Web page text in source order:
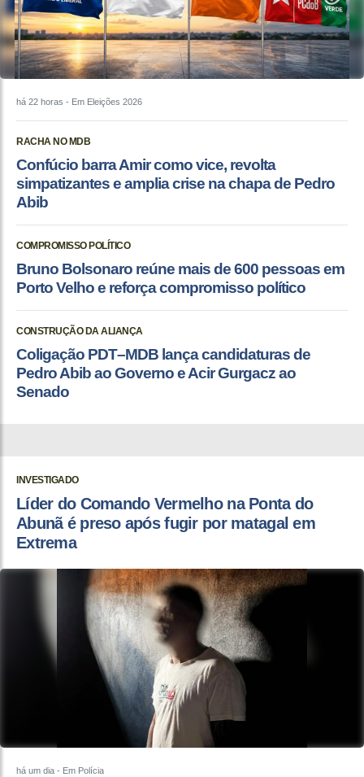
há 22 horas - Em Eleições 2026
RACHA NO MDB
Confúcio barra Amir como vice, revolta
simpatizantes e amplia crise na chapa de Pedro
Abib
COMPROMISSO POLÍTICO
Bruno Bolsonaro reúne mais de 600 pessoas em
Porto Velho e reforça compromisso político
CONSTRUÇÃO DA ALIANÇA
Coligação PDT–MDB lança candidaturas de
Pedro Abib ao Governo e Acir Gurgacz ao
Senado
INVESTIGADO
Líder do Comando Vermelho na Ponta do
Abunã é preso após fugir por matagal em
Extrema
há um dia - Em Polícia